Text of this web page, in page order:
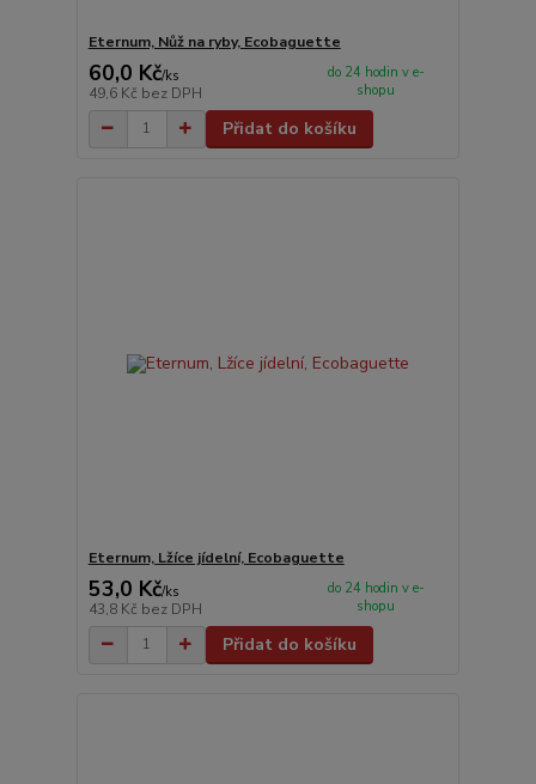
Eternum, Nůž na ryby, Ecobaguette
60,0 Kč/ks
49,6 Kč bez DPH
do 24 hodin v e-
shopu
Přidat do košíku
Eternum, Lžíce jídelní, Ecobaguette
53,0 Kč/ks
43,8 Kč bez DPH
do 24 hodin v e-
shopu
Přidat do košíku